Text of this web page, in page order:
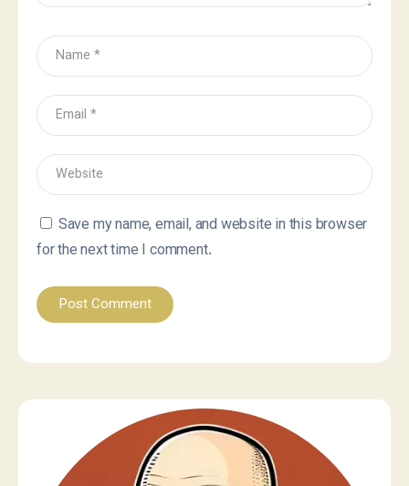
Save my name, email, and website in this browser
for the next time I comment.